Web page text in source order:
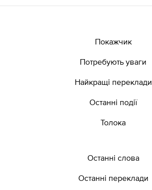
Покажчик
Потребують уваги
Найкращі переклади
Останні події
Толока
Останні слова
Останні переклади